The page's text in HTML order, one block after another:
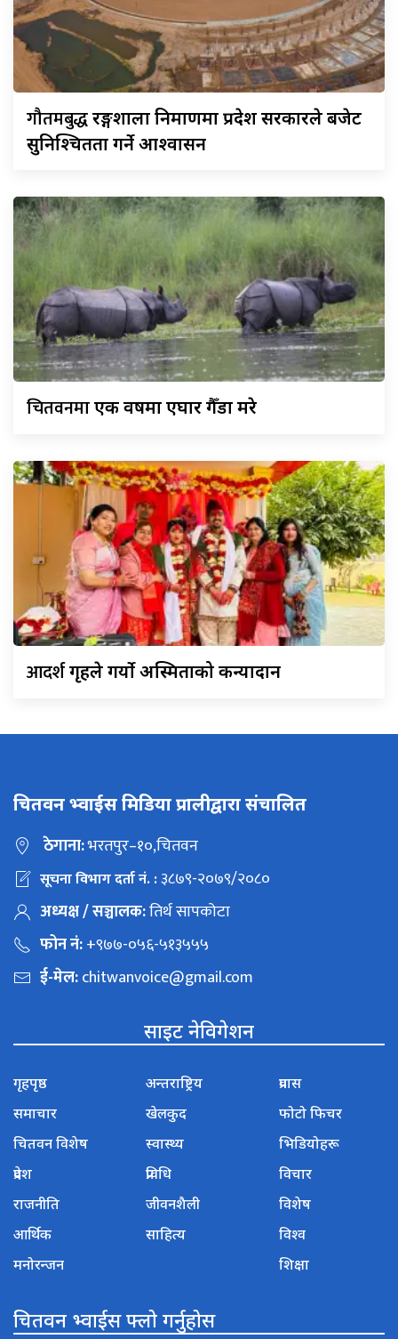
गौतमबुद्धरङ्गशाला निर्माणमा प्रदेश सरकारले बजेट
सुनिश्चितता गर्ने आश्वासन
चितवनमाएक वर्षमा एघार गैँडा मरे
आदर्शगृहले गर्यो अस्मिताको कन्यादान
चितवन भ्वाईस मिडिया प्रालीद्वारा संचालित
ठेगाना:भरतपुर–१०,चितवन
सूचना विभाग दर्ता नं. :३८७९-२०७९/२०८०
अध्यक्ष / सञ्चालक:तिर्थ सापकोटा
फोन नं:+९७७-०५६-५१३५५५
ई-मेल:chitwanvoice@gmail.com
साइट नेविगेशन
गृहपृष्ठ
समाचार
चितवन विशेष
प्रदेश
राजनीति
आर्थिक
मनोरन्जन
अन्तराष्ट्रिय
खेलकुद
स्वास्थ्य
प्रविधि
जीवनशैली
साहित्य
प्रवास
फोटो फिचर
भिडियोहरू
विचार
विशेष
विश्व
शिक्षा
चितवन भ्वाईस फ्लो गर्नुहोस